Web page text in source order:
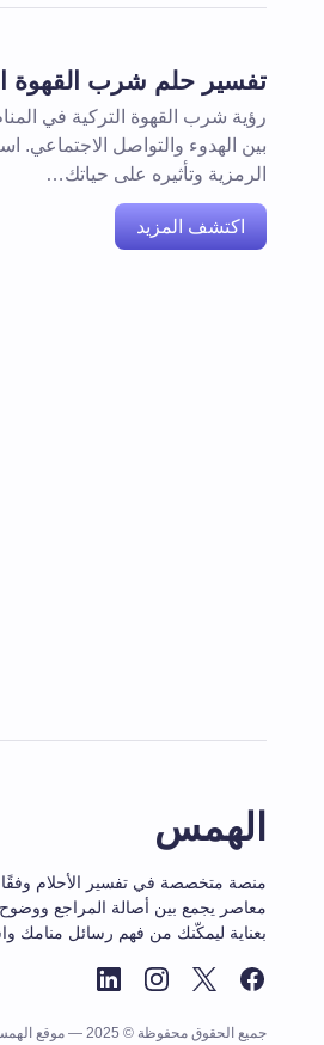
تفسير حلم شرب القهوة
رؤية شرب القهوة التركية في
بين الهدوء والتواصل الاجتماعي.
الرمزية وتأثيره على حياتك…
اكتشف المزيد
الهمس
منصة متخصصة في تفسير الأحلام وفقًا
معاصر يجمع بين أصالة المراجع ووضوح
بعناية ليمكّنك من فهم رسائل منامك
جميع الحقوق محفوظة © 2025 — موقع الهمس.